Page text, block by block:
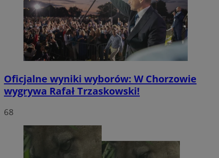
Oficjalne wyniki wyborów: W Chorzowie
wygrywa Rafał Trzaskowski!
68